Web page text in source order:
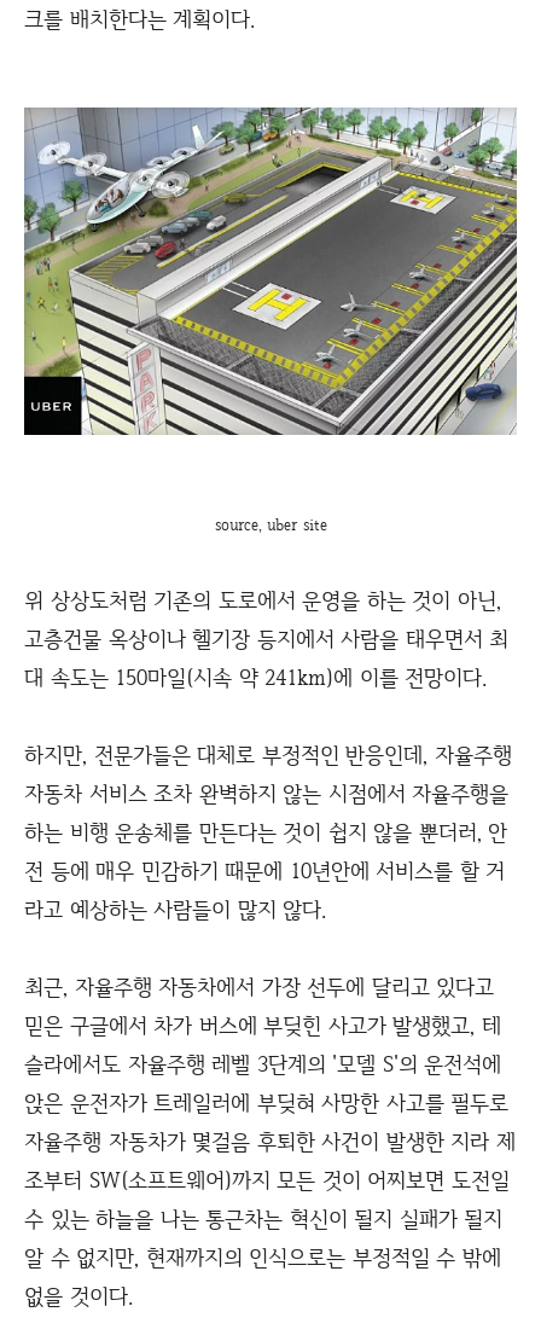
크를 배치한다는 계획이다.
source, uber site
위 상상도처럼 기존의 도로에서 운영을 하는 것이 아닌,
고층건물 옥상이나 헬기장 등지에서 사람을 태우면서 최
대 속도는 150마일(시속 약 241km)에 이를 전망이다.
하지만, 전문가들은 대체로 부정적인 반응인데, 자율주행
자동차 서비스 조차 완벽하지 않는 시점에서 자율주행을
하는 비행 운송체를 만든다는 것이 쉽지 않을 뿐더러, 안
전 등에 매우 민감하기 때문에 10년안에 서비스를 할 거
라고 예상하는 사람들이 많지 않다.
최근, 자율주행 자동차에서 가장 선두에 달리고 있다고
믿은 구글에서 차가 버스에 부딪힌 사고가 발생했고, 테
슬라에서도 자율주행 레벨 3단계의 '모델 S'의 운전석에
앉은 운전자가 트레일러에 부딪혀 사망한 사고를 필두로
자율주행 자동차가 몇걸음 후퇴한 사건이 발생한 지라 제
조부터 SW(소프트웨어)까지 모든 것이 어찌보면 도전일
수 있는 하늘을 나는 통근차는 혁신이 될지 실패가 될지
알 수 없지만, 현재까지의 인식으로는 부정적일 수 밖에
없을 것이다.